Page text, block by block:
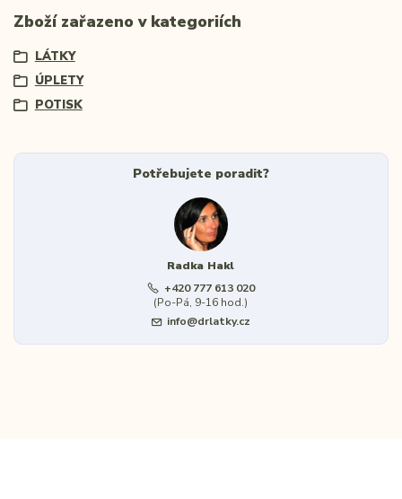
Zboží zařazeno v kategoriích
LÁTKY
ÚPLETY
POTISK
Potřebujete poradit?
Radka Hakl
+420 777 613 020
(Po-Pá, 9-16 hod.)
info@drlatky.cz